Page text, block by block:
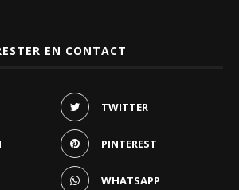
EN CONTACT
TWITTER
PINTEREST
WHATSAPP